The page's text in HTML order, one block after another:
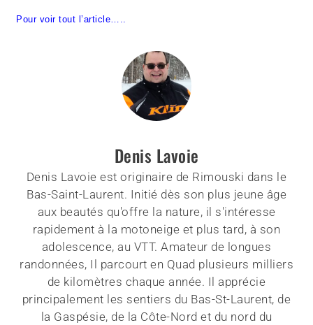
Pour voir tout l’article…..
Denis Lavoie
Denis Lavoie est originaire de Rimouski dans le
Bas-Saint-Laurent. Initié dès son plus jeune âge
aux beautés qu'offre la nature, il s'intéresse
rapidement à la motoneige et plus tard, à son
adolescence, au VTT. Amateur de longues
randonnées, Il parcourt en Quad plusieurs milliers
de kilomètres chaque année. Il apprécie
principalement les sentiers du Bas-St-Laurent, de
la Gaspésie, de la Côte-Nord et du nord du